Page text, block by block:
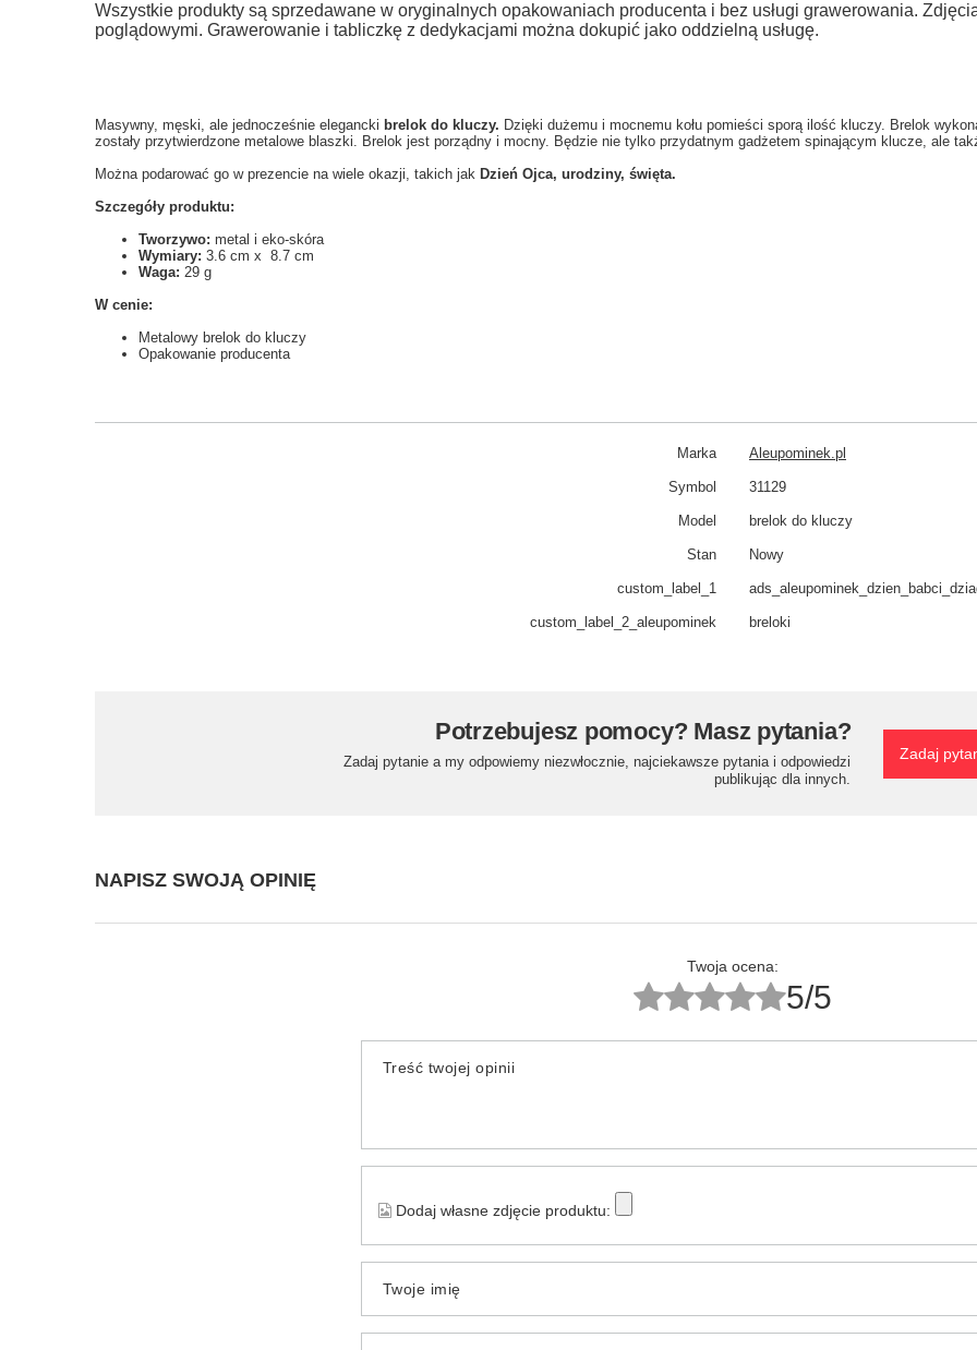
Wszystkie produkty są sprzedawane w oryginalnych opakowaniach producenta i bez usługi grawerowania.
poglądowymi. Grawerowanie i tabliczkę z dedykacjami można dokupić jako oddzielną usługę.
Masywny, męski, ale jednocześnie elegancki brelok do kluczy. Dzięki dużemu i mocnemu kołu pomieści sporą ilość kluczy. Brelok
zostały przytwierdzone metalowe blaszki. Brelok jest porządny i mocny. Będzie nie tylko przydatnym gadżetem spinającym klucze, ale
Można podarować go w prezencie na wiele okazji, takich jak Dzień Ojca, urodziny, święta.
Szczegóły produktu:
Tworzywo: metal i eko-skóra
Wymiary: 3.6 cm x 8.7 cm
Waga: 29 g
W cenie:
Metalowy brelok do kluczy
Opakowanie producenta
Marka Aleupominek.pl
Symbol 31129
Model brelok do kluczy
Stan Nowy
custom_label_1
custom_​label_​2_aleupominek breloki
Potrzebujesz pomocy? Masz pytania?
Zadaj pytanie a my odpowiemy niezwłocznie, najciekawsze pytania i odpowiedzi
publikując dla innych.
Zadaj
NAPISZ SWOJĄ OPINIĘ
Twoja ocena:
5/5
Treść twojej opinii
Dodaj własne zdjęcie produktu:
Twoje imię